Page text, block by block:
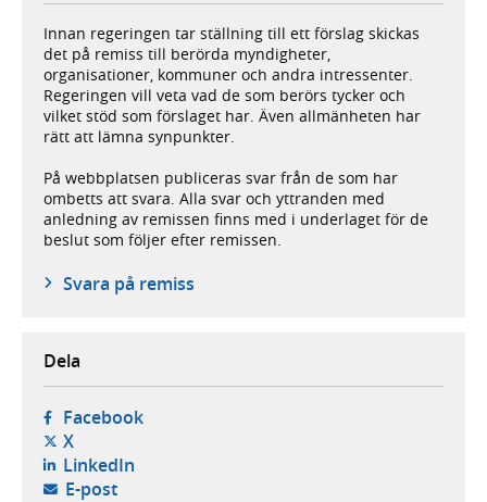
Innan regeringen tar ställning till ett förslag skickas
det på remiss till berörda myndigheter,
organisationer, kommuner och andra intressenter.
Regeringen vill veta vad de som berörs tycker och
vilket stöd som förslaget har. Även allmänheten har
rätt att lämna synpunkter.
På webbplatsen publiceras svar från de som har
ombetts att svara. Alla svar och yttranden med
anledning av remissen finns med i underlaget för de
beslut som följer efter remissen.
Svara på remiss
Dela
Facebook- öppnas i ny flik, extern webbplats,
X- öppnas i ny flik, extern webbplats,
LinkedIn- öppnas i ny flik, extern webbplats,
E-post- öppnar din e-postklient,